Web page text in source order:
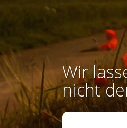
Wir
nicht